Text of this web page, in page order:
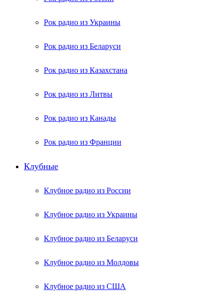
Рок радио из Украины
Рок радио из Беларуси
Рок радио из Казахстана
Рок радио из Литвы
Рок радио из Канады
Рок радио из Франции
Клубные
Клубное радио из России
Клубное радио из Украины
Клубное радио из Беларуси
Клубное радио из Молдовы
Клубное радио из США